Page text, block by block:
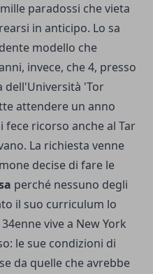
paradossi che vieta
in anticipo. Lo sa
modello che
invece, che 4, presso
dell'Università 'Tor
attendere un anno
ricorso anche al Tar
La richiesta venne
decise di fare le
perché nessuno degli
il suo curriculum lo
vive a New York
le sue condizioni di
da quelle che avrebbe